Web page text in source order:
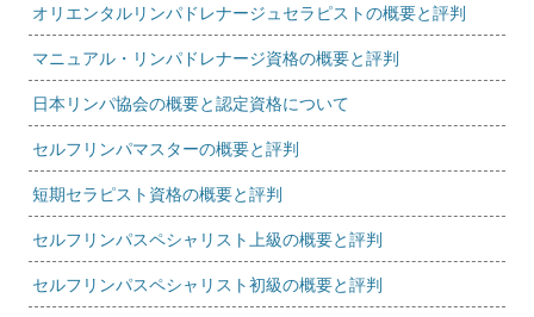
オリエンタルリンパドレナージュセラピストの概要と評判
マニュアル・リンパドレナージ資格の概要と評判
日本リンパ協会の概要と認定資格について
セルフリンパマスターの概要と評判
短期セラピスト資格の概要と評判
セルフリンパスペシャリスト上級の概要と評判
セルフリンパスペシャリスト初級の概要と評判